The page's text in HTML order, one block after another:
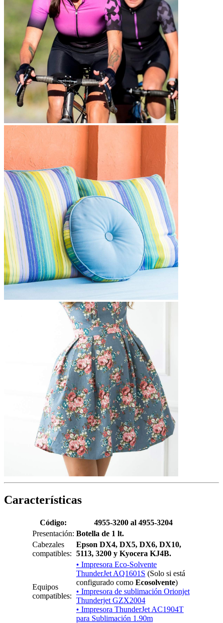
Características
Código:
4955-3200 al 4955-3204
Presentación: Botella de 1 lt.
Cabezales
compatibles:
Epson DX4, DX5, DX6, DX10,
5113, 3200 y Kyocera KJ4B.
Equipos
compatibles:
• Impresora Eco-Solvente
ThunderJet AQ1601S (Solo si está
configurado como Ecosolvente)
• Impresora de sublimación Orionjet
Thunderjet GZX2004
• Impresora ThunderJet AC1904T
para Sublimación 1.90m